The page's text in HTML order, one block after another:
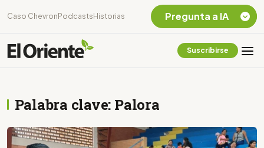
Caso Chevron Podcasts Historias
Suscribirse
Palabra clave: Palora
Pregunta a IA
Amazonia Ecuatoriana
¿En que consiste la